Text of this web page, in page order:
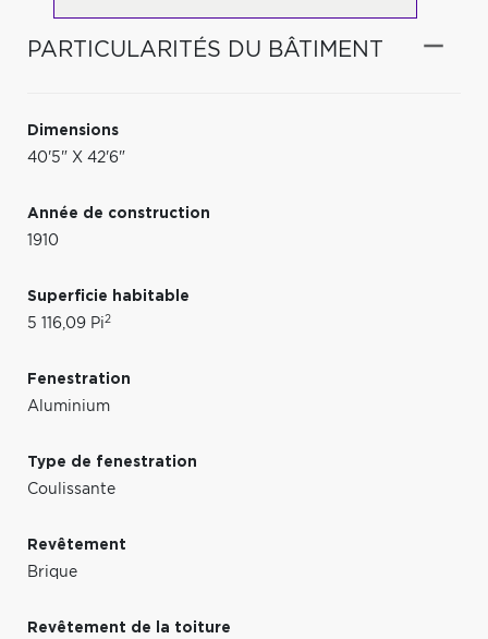
PARTICULARITÉS DU BÂTIMENT
Dimensions
40'5" X 42'6"
Année de construction
1910
Superficie habitable
5 116,09 Pi2
Fenestration
Aluminium
Type de fenestration
Coulissante
Revêtement
Brique
Revêtement de la toiture